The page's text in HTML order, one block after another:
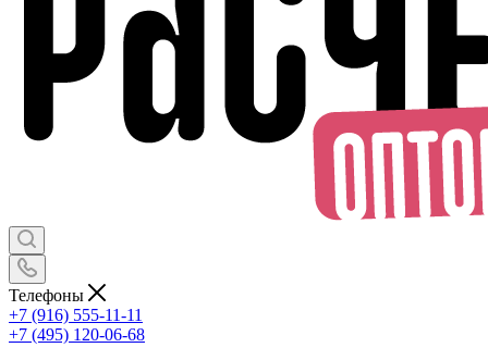
Телефоны
+7 (916) 555-11-11
+7 (495) 120-06-68